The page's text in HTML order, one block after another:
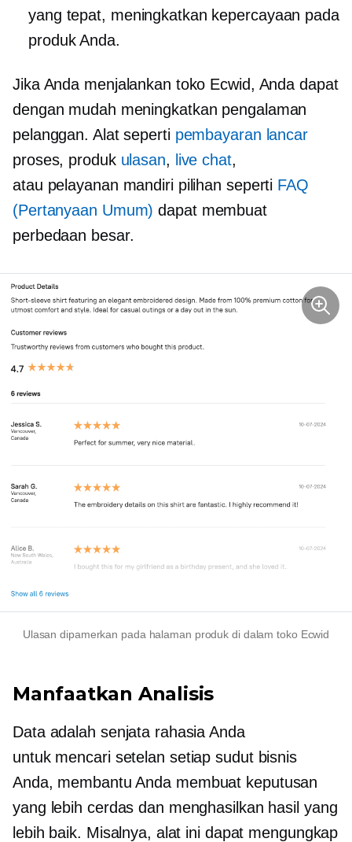
yang tepat, meningkatkan kepercayaan pada
produk Anda.
Jika Anda menjalankan toko Ecwid, Anda dapat
dengan mudah meningkatkan pengalaman
pelanggan. Alat seperti pembayaran lancar
proses, produk ulasan, live chat,
atau pelayanan mandiripilihan seperti FAQ
(Pertanyaan Umum) dapat membuat
perbedaan besar.
Ulasan dipamerkan pada halaman produk di dalam toko Ecwid
Manfaatkan Analisis
Data adalah senjata rahasia Anda
untuk mencari setelan setiap sudut bisnis
Anda, membantu Anda membuat keputusan
yang lebih cerdas dan menghasilkan hasil yang
lebih baik. Misalnya, alat ini dapat mengungkap